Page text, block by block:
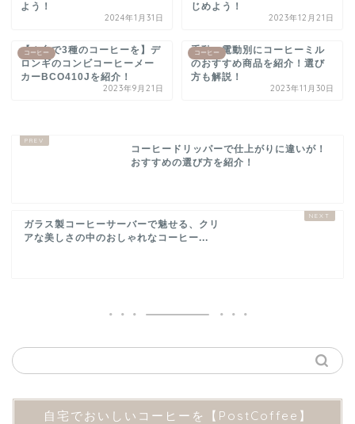
よう！
2024年1月31日
じめよう！
2023年12月21日
コーヒー
【１台で3種のコーヒーを】デ
ロンギのコンビコーヒーメー
カーBCO410Jを紹介！
2023年9月21日
コーヒー
手動・電動別にコーヒーミル
のおすすめ商品を紹介！選び
方も解説！
2023年11月30日
コーヒードリッパーで仕上がりに違いが！
おすすめの選び方を紹介！
ガラス製コーヒーサーバーで魅せる、クリ
アな美しさの中のおしゃれなコーヒー...
自宅でおいしいコーヒーを【PostCoffee】